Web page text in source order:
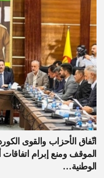
اتّفاق الأحزاب والقوى
الموقف ومنع إبرام
الوطنية…